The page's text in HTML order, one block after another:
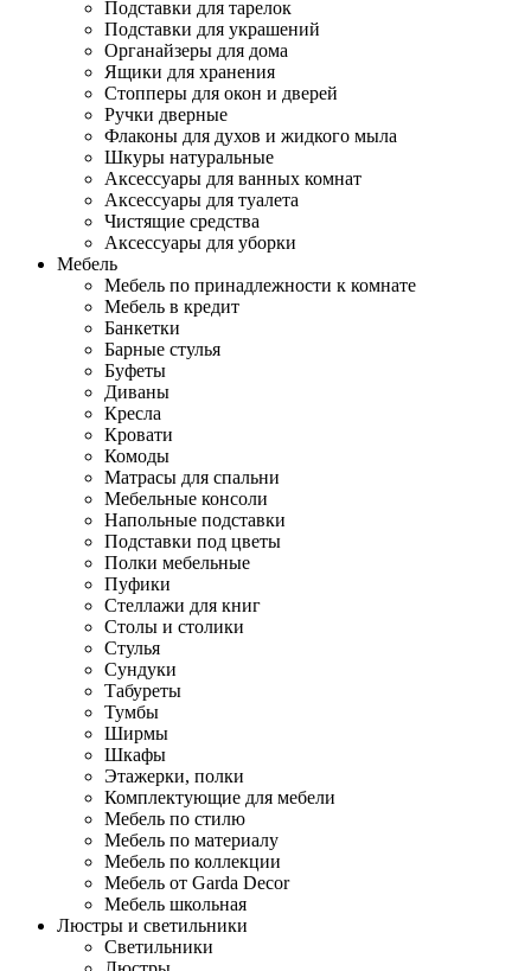
Подставки для тарелок
Подставки для украшений
Органайзеры для дома
Ящики для хранения
Стопперы для окон и дверей
Ручки дверные
Флаконы для духов и жидкого мыла
Шкуры натуральные
Аксессуары для ванных комнат
Аксессуары для туалета
Чистящие средства
Аксессуары для уборки
Мебель
Мебель по принадлежности к комнате
Мебель в кредит
Банкетки
Барные стулья
Буфеты
Диваны
Кресла
Кровати
Комоды
Матрасы для спальни
Мебельные консоли
Напольные подставки
Подставки под цветы
Полки мебельные
Пуфики
Стеллажи для книг
Столы и столики
Стулья
Сундуки
Табуреты
Тумбы
Ширмы
Шкафы
Этажерки, полки
Комплектующие для мебели
Мебель по стилю
Мебель по материалу
Мебель по коллекции
Мебель от Garda Decor
Мебель школьная
Люстры и светильники
Светильники